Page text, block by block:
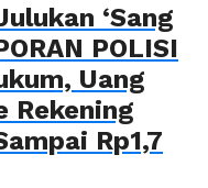
‘Sang
POLISI
Uang
Rekening
Rp1,7